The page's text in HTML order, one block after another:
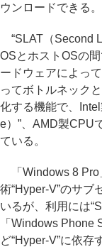
ウンロードできる。
“SLAT（Second
OSとホストOSの
ードウェアによっ
ってボトルネック
化する機能で、
e）”、AMD製CPU
ている。
「Windows 8 Pro
術“Hyper-V”のサブ
いるが、利用には
「Windows Phone
ど“Hyper-V”に依存